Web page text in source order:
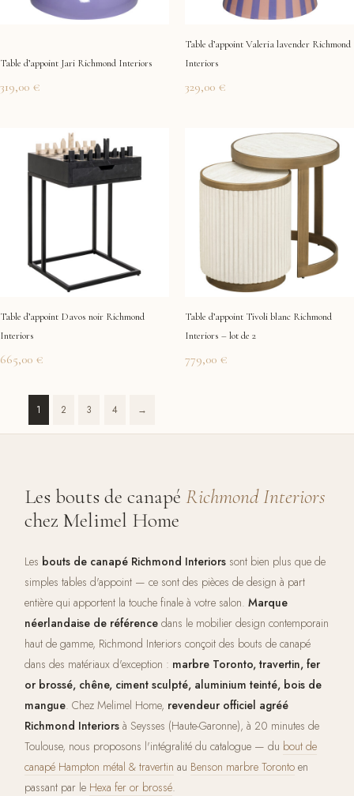
Table d’appoint Jari Richmond Interiors
319,00 €
Table d’appoint Valeria lavender Richmond
Interiors
329,00 €
Table d’appoint Davos noir Richmond
Interiors
665,00 €
Table d’appoint Tivoli blanc Richmond
Interiors – lot de 2
779,00 €
1 2 3 4 →
Les bouts de canapéRichmond Interiors
chez Melimel Home
Les bouts de canapé Richmond Interiors sont bien plus que de
simples tables d'appoint — ce sont des pièces de design à part
entière qui apportent la touche finale à votre salon.Marque
néerlandaise de référence dans le mobilier design contemporain
haut de gamme, Richmond Interiors conçoit des bouts de canapé
dans des matériaux d'exception : marbre Toronto, travertin, fer
or brossé, chêne, ciment sculpté, aluminium teinté, bois de
mangue. Chez Melimel Home, revendeur officiel agréé
Richmond Interiors à Seysses (Haute-Garonne), à 20 minutes de
Toulouse, nous proposons l'intégralité du catalogue — du bout de
canapé Hampton métal & travertin au Benson marbre Toronto en
passant par le Hexa fer or brossé.